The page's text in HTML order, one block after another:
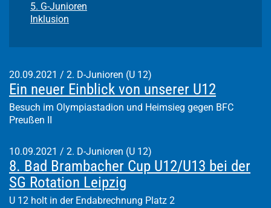
5. G-Junioren
Inklusion
20.09.2021 / 2. D-Junioren (U 12)
Ein neuer Einblick von unserer U12
Besuch im Olympiastadion und Heimsieg gegen BFC
Preußen II
10.09.2021 / 2. D-Junioren (U 12)
8. Bad Brambacher Cup U12/U13 bei der
SG Rotation Leipzig
U 12 holt in der Endabrechnung Platz 2